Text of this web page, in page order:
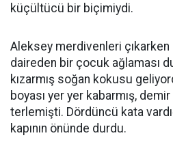
küçültücü bir biçimiydi.
Aleksey merdivenleri
daireden bir çocuk ağlaması
kızarmış soğan kokusu
boyası yer yer kabarmış,
terlemişti. Dördüncü kata
kapının önünde durdu.